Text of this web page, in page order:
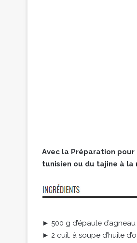
Avec la Préparation pour
tunisien ou du tajine à la
► 500 g d’épaule d’agneau
► 2 cuil. à soupe d’huile